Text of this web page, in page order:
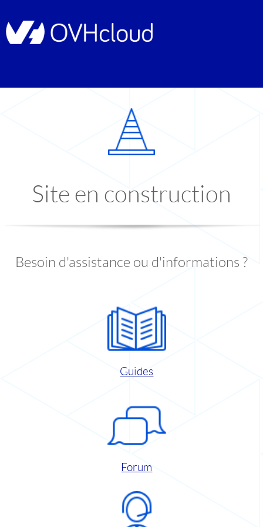
Site en construction
Besoin d'assistance ou d'informations ?
Guides
Forum